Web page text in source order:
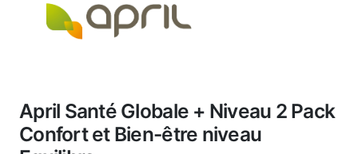
April Santé Globale + Niveau 2 Pack
Confort et Bien-être niveau